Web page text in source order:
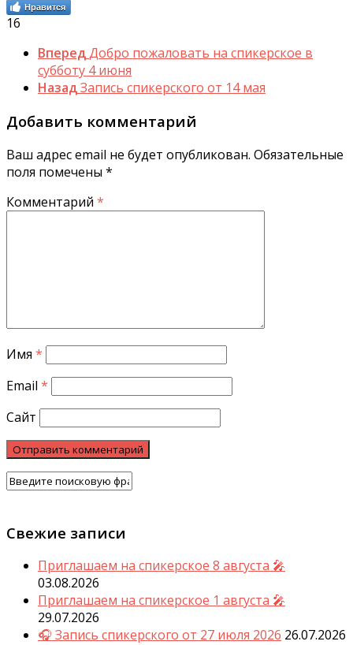
Нравится
16
ВпередДобро пожаловать на спикерское в
субботу 4 июня
НазадЗапись спикерского от 14 мая
Добавить комментарий
Ваш адрес email не будет опубликован. Обязательные
поля помечены *
Комментарий *
Имя *
Email *
Сайт
Свежие записи
Приглашаем на спикерское 8 августа 🎤
03.08.2026
Приглашаем на спикерское 1 августа 🎤
29.07.2026
🎧 Запись спикерского от 27 июля 2026 26.07.2026